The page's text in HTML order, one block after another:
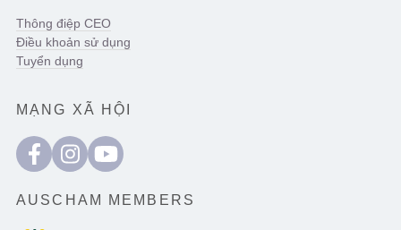
Thông điệp CEO
Điều khoản sử dụng
Tuyển dụng
MẠNG XÃ HỘI
AUSCHAM MEMBERS